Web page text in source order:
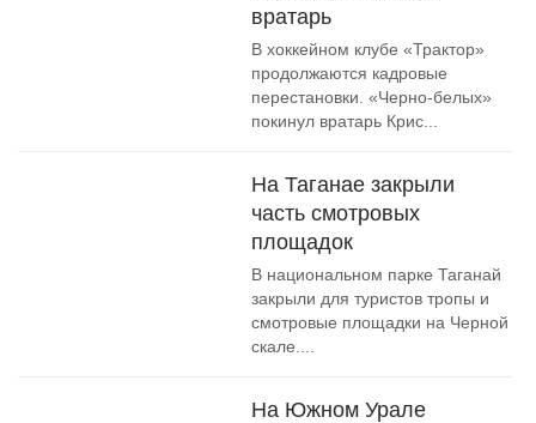
вратарь
В хоккейном клубе «Трактор»
продолжаются кадровые
перестановки. «Черно-белых»
покинул вратарь Крис...
На Таганае закрыли
часть смотровых
площадок
В национальном парке Таганай
закрыли для туристов тропы и
смотровые площадки на Черной
скале....
На Южном Урале